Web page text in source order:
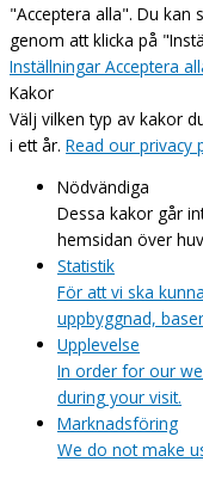
"Acceptera alla". Du kan
genom att klicka på
Inställningar Acceptera
Kakor
Välj vilken typ av kakor
i ett år. Read our privacy
Nödvändiga
Dessa kakor går
hemsidan över
Statistik
För att vi ska
uppbyggnad,
Upplevelse
In order for our
during your visit.
Marknadsföring
We do not make